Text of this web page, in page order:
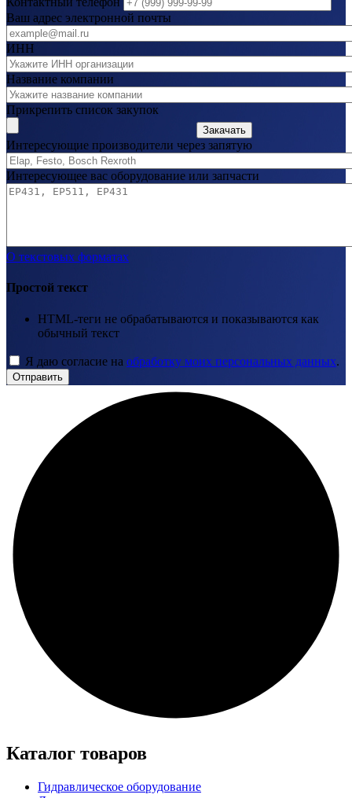
Ваш адрес электронной почты
ИНН
Название компании
Прикрепить список закупок
Закачать
Интересующие производители через запятую
Интересующее вас оборудование или запчасти
О текстовых форматах
Простой текст
HTML-теги не обрабатываются и показываются как
обычный текст
Я даю согласие на обработку моих персональных данных.
Отправить
Каталог товаров
Гидравлическое оборудование